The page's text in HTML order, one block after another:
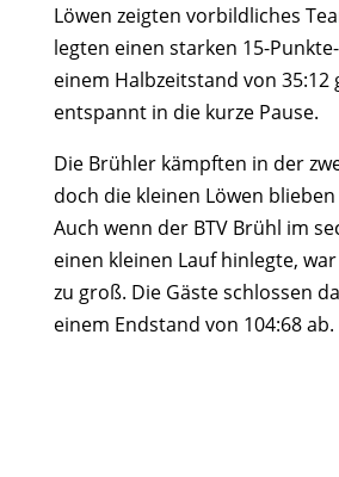
Löwen zeigten vorbildliches
legten einen starken 15-
einem Halbzeitstand von 35:12
entspannt in die kurze Pause.
Die Brühler kämpften in der
doch die kleinen Löwen
Auch wenn der BTV Brühl im
einen kleinen Lauf hinlegte,
zu groß. Die Gäste schlossen
einem Endstand von 104:68 ab.